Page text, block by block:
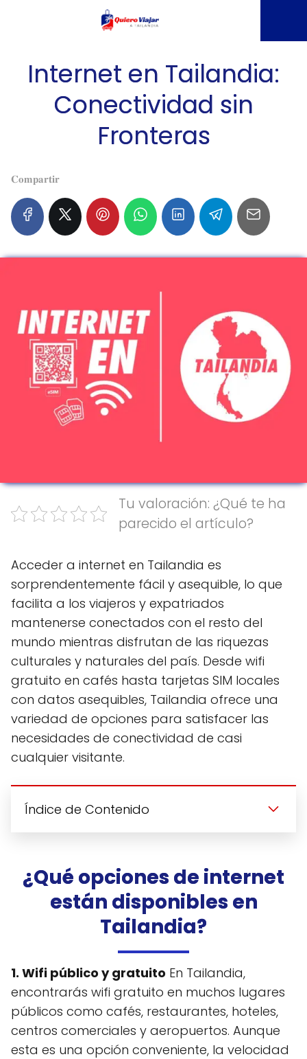
Internet en Tailandia:
Conectividad sin
Fronteras
𝐂𝐨𝐦𝐩𝐚𝐫𝐭𝐢𝐫
Tu valoración: ¿Qué te ha
parecido el artículo?
Acceder a internet en Tailandia es
sorprendentemente fácil y asequible, lo que
facilita a los viajeros y expatriados
mantenerse conectados con el resto del
mundo mientras disfrutan de las riquezas
culturales y naturales del país. Desde wifi
gratuito en cafés hasta tarjetas SIM locales
con datos asequibles, Tailandia ofrece una
variedad de opciones para satisfacer las
necesidades de conectividad de casi
cualquier visitante.
Índice de Contenido
¿Qué opciones de internet
están disponibles en
Tailandia?
1. Wifi público y gratuito En Tailandia,
encontrarás wifi gratuito en muchos lugares
públicos como cafés, restaurantes, hoteles,
centros comerciales y aeropuertos. Aunque
esta es una opción conveniente, la velocidad